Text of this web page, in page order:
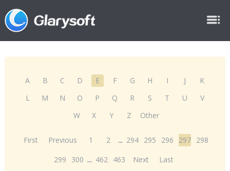
A B C D E F G H I J
K
L
M N O P Q R S T U
V
W
X Y Z Other
First Previous 1 2 ... 294 295 296 297 298
299
300 ... 462 463 Next Last